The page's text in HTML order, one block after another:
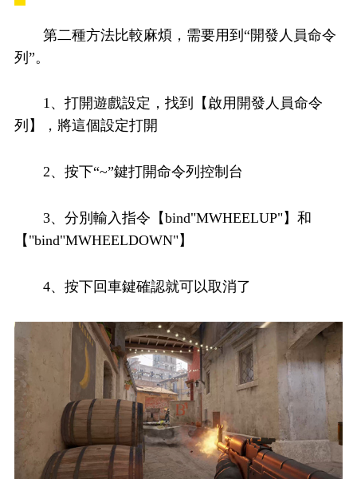
第二種方法比較麻煩，需要用到“開發人員命令
列”。
1、打開遊戲設定，找到【啟用開發人員命令
列】，將這個設定打開
2、按下“~”鍵打開命令列控制台
3、分別輸入指令【bind"MWHEELUP"】和
【"bind"MWHEELDOWN"】
4、按下回車鍵確認就可以取消了